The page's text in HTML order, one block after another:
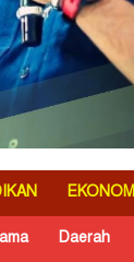
EKONOMI
Daerah